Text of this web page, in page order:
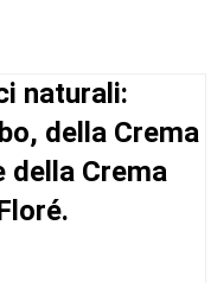
naturali:
della Crema
della Crema